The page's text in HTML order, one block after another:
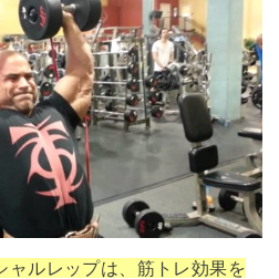
ャルレップは、筋トレ効果を